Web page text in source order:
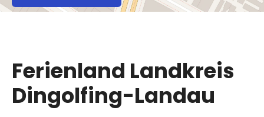
Ferienland Landkreis
Dingolfing-Landau